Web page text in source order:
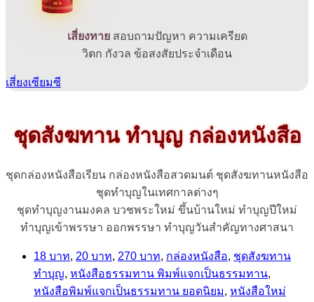
เสี่ยงทาย สอบถามปัญหา ความเครียด
วิตก กังวล ข้อสงสัยประจำเดือน
เสี่ยงเซียมซี
ชุดสังฆทาน ทำบุญ กล่องหนังสือ
ชุดกล่องหนังสือเรียน กล่องหนังสือสวดมนต์ ชุดสังฆทานหนังสือ
ชุดทำบุญในเทศกาลต่างๆ
ชุดทำบุญงานมงคล บวชพระใหม่ ขึ้นบ้านใหม่ ทำบุญปีใหม่
ทำบุญเข้าพรรษา ออกพรรษา ทำบุญวันสำคัญทางศาสนา
18 บาท, 20 บาท, 270 บาท, กล่องหนังสือ, ชุดสังฆทาน
ทำบุญ, หนังสือธรรมทาน พิมพ์แจกเป็นธรรมทาน,
หนังสือพิมพ์แจกเป็นธรรมทาน ยอดนิยม, หนังสือใหม่